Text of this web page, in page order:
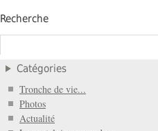
Recherche
Catégories
Tronche de vie...
Photos
Actualité